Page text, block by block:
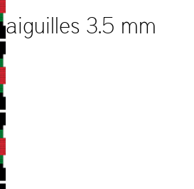
aiguilles 3.5 mm